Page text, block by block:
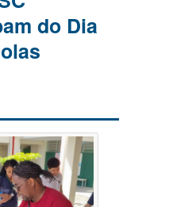
do Dia